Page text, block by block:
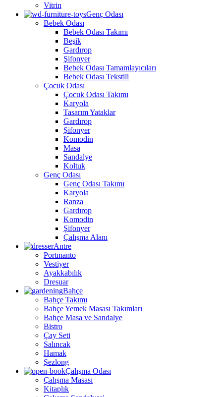
Vitrin
Genç Odası
Bebek Odası
Bebek Odası Takımı
Beşik
Gardırop
Şifonyer
Bebek Odası Tamamlayıcıları
Bebek Odası Tekstili
Çocuk Odası
Çocuk Odası Takımı
Karyola
Tasarım Yataklar
Gardırop
Şifonyer
Komodin
Masa
Sandalye
Koltuk
Genç Odası
Genç Odası Takımı
Karyola
Ranza
Gardırop
Komodin
Şifonyer
Çalışma Alanı
Antre
Portmanto
Vestiyer
Ayakkabılık
Dresuar
Bahçe
Bahçe Takımı
Bahçe Yemek Masası Takımları
Bahçe Masa ve Sandalye
Bistro
Çay Seti
Salıncak
Hamak
Şezlong
Çalışma Odası
Çalışma Masası
Kitaplık